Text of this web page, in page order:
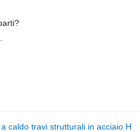
caldo travi strutturali in acciaio H